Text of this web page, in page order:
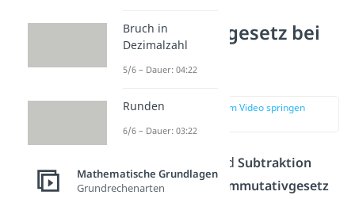
Kommutativgesetz bei
Division und
Subtraktion?
zur Stelle im Video springen
und Subtraktion
funktioniert das
Kommutativgesetz
Bruch in
Dezimalzahl
5/6 – Dauer: 04:22
Runden
6/6 – Dauer: 03:22
Mathematische Grundlagen
Grundrechenarten